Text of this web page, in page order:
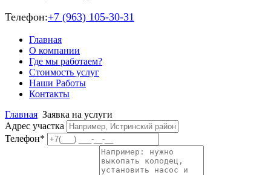
Телефон:+7 (963) 105-30-31
Главная
О компании
Где мы работаем?
Стоимость услуг
Наши Работы
Контакты
Главная Заявка на услуги
Адрес участка
Телефон*